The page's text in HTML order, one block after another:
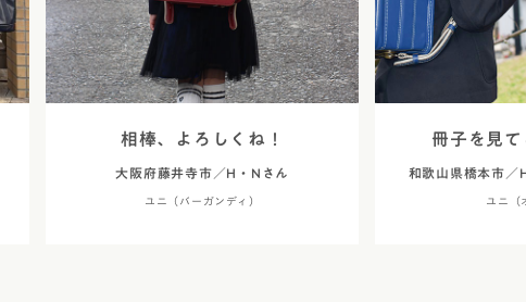
フィオーレ・ブロッサム
アニエスベーランドセル with 鞄工房山本
久保田スラッガー × 鞄工房山本 コラボモ
デル
染
使いやすさ
安全・安心機能
デザイン
相棒、よろしくね！
大阪府藤井寺市／H・Nさん
ユニ（バーガンディ）
冊子を見て
和歌山県橋本市／
ユニ（